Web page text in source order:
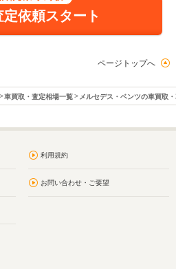
定依頼スタート
ページトップへ
車買取・査定相場一覧 メルセデス・ベンツの車買取
利用規約
お問い合わせ・ご要望